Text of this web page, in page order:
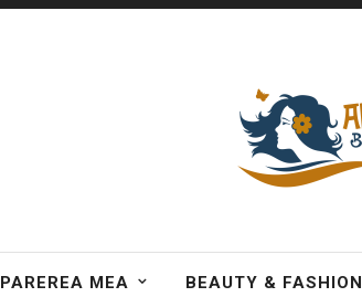
PAREREA MEA BEAUTY & FASHION